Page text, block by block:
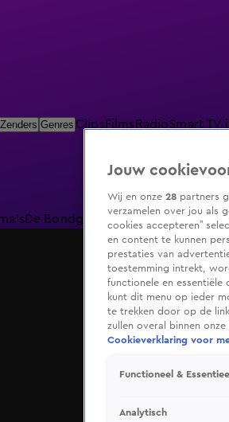
Zenders Genres ClipsFilms RadioSmart TV
De Bondgenoten De Oranjezomer
Jouw
Wij en onze 28 partners
verzamelen over jou als
cookies accepteren”
en content te kunnen
prestaties van
toestemming intrekt,
functionele en
kunt dit menu op ieder
te trekken door op de
zullen overal binnen
Cookieverklaring voor
Functioneel & Essentieel
Analytisch